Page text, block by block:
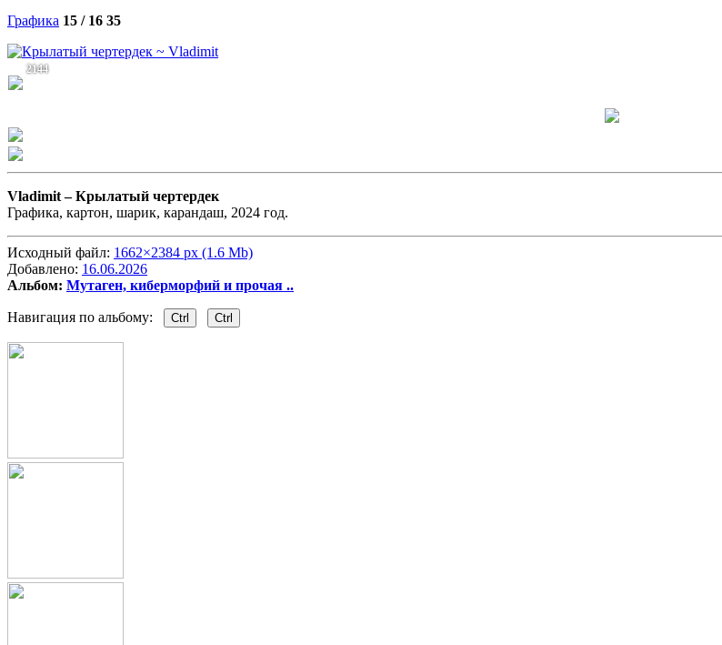
Графика 15 / 16 35
2144
Vladimit –Крылатый чертердек
Графика, картон, шарик, карандаш, 2024 год.
Исходный файл: 1662×2384 px (1.6 Mb)
Добавлено: 16.06.2026
Альбом: Мутаген, киберморфий и прочая ..
Навигация по альбому: Ctrl Ctrl